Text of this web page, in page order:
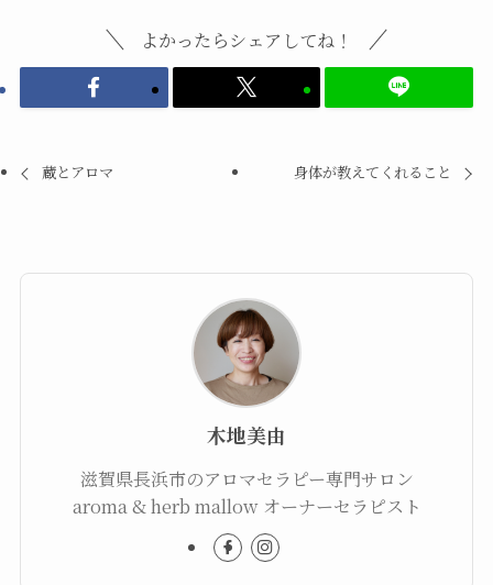
よかったらシェアしてね！
蔵とアロマ 身体が教えてくれること
木地美由
滋賀県長浜市のアロマセラピー専門サロン
aroma & herb mallow オーナーセラピスト